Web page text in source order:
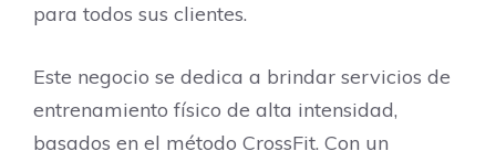
para todos sus clientes.
Este negocio se dedica a brindar servicios de
entrenamiento físico de alta intensidad,
basados en el método CrossFit. Con un